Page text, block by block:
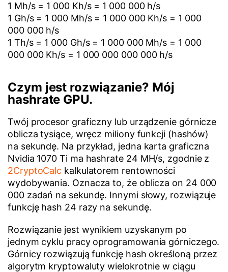
1 Mh/s = 1 000 Kh/s = 1 000 000 h/s
1 Gh/s = 1 000 Mh/s = 1 000 000 Kh/s = 1 000
000 000 h/s
1 Th/s = 1 000 Gh/s = 1 000 000 Mh/s = 1 000
000 000 Kh/s = 1 000 000 000 000 h/s
Czym jest rozwiązanie? Mój
hashrate GPU.
Twój procesor graficzny lub urządzenie górnicze
oblicza tysiące, wręcz miliony funkcji (hashów)
na sekundę. Na przykład, jedna karta graficzna
Nvidia 1070 Ti ma hashrate 24 MH/s, zgodnie z
2CryptoCalc kalkulatorem rentowności
wydobywania. Oznacza to, że oblicza on 24 000
000 zadań na sekundę. Innymi słowy, rozwiązuje
funkcję hash 24 razy na sekundę.
Rozwiązanie jest wynikiem uzyskanym po
jednym cyklu pracy oprogramowania górniczego.
Górnicy rozwiązują funkcję hash określoną przez
algorytm kryptowaluty wielokrotnie w ciągu